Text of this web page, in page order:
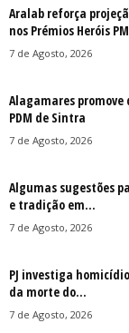
Aralab reforça
nos Prémios Heróis
7 de Agosto, 2026
Alagamares promove
PDM de Sintra
7 de Agosto, 2026
Algumas sugestões
e tradição em...
7 de Agosto, 2026
PJ investiga
da morte do...
7 de Agosto, 2026